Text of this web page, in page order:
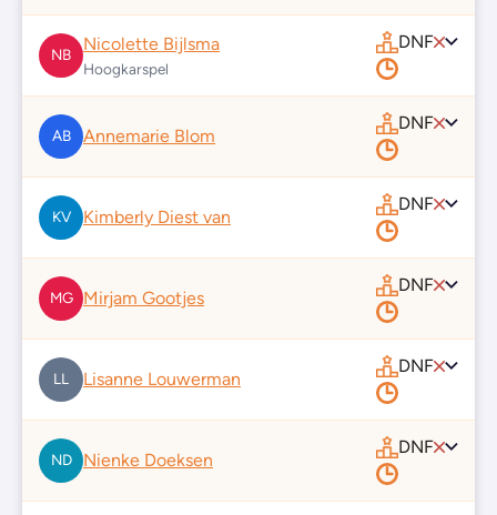
NB
Nicolette Bijlsma
Hoogkarspel
DNF
AB Annemarie Blom
DNF
KV Kimberly Diest van
DNF
MG Mirjam Gootjes
DNF
LL Lisanne Louwerman
DNF
ND Nienke Doeksen
DNF